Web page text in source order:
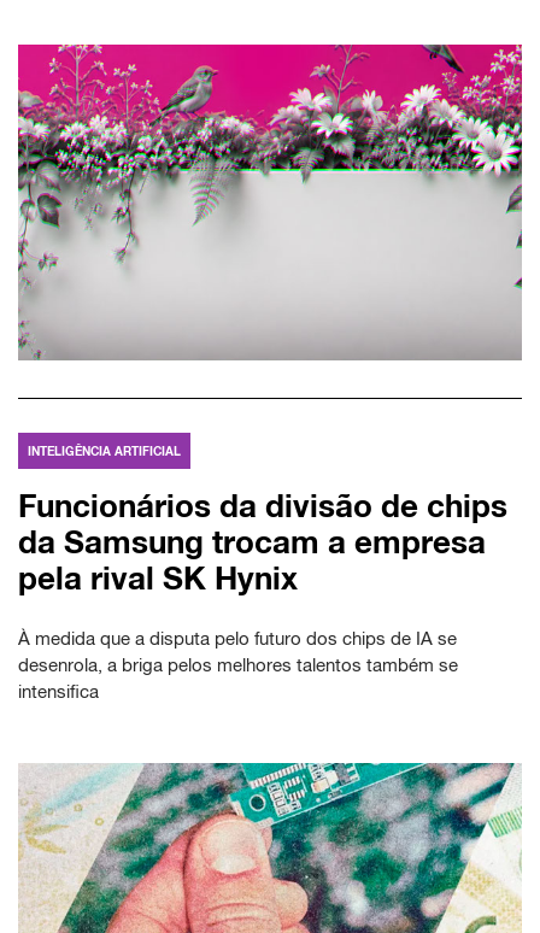
INTELIGÊNCIA ARTIFICIAL
Funcionários da divisão de chips
da Samsung trocam a empresa
pela rival SK Hynix
À medida que a disputa pelo futuro dos chips de IA se
desenrola, a briga pelos melhores talentos também se
intensifica